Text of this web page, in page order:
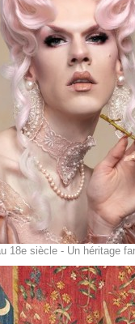
18e siècle - Un héritage